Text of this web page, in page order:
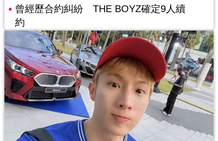
曾經歷合約糾紛 THE BOYZ確定9人續
約